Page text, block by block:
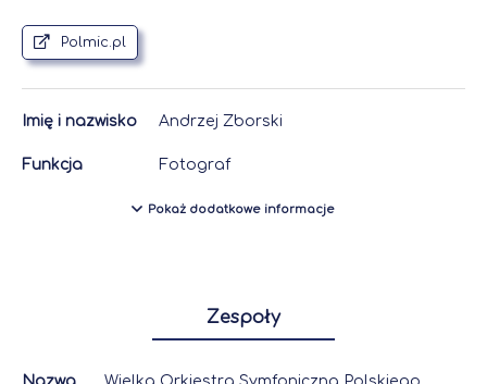
Polmic.pl
Imię i nazwisko Andrzej Zborski
Funkcja Fotograf
Pokaż dodatkowe informacje
Zespoły